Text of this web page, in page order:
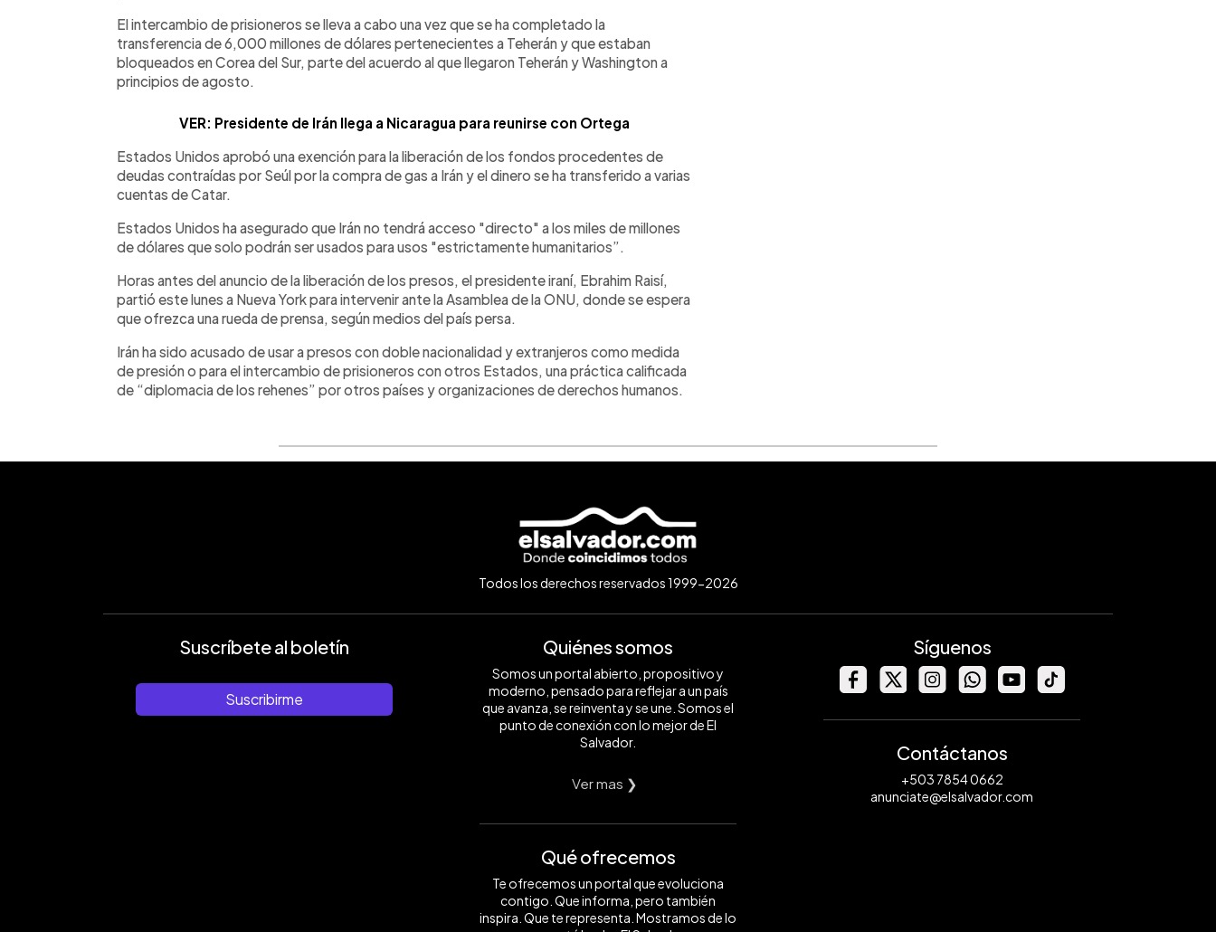
El intercambio de prisioneros se lleva a cabo una vez que se ha completado la
transferencia de 6,000 millones de dólares pertenecientes a Teherán y que estaban
bloqueados en Corea del Sur, parte del acuerdo al que llegaron Teherán y Washington a
principios de agosto.
VER: Presidente de Irán llega a Nicaragua para reunirse con Ortega
Estados Unidos aprobó una exención para la liberación de los fondos procedentes de
deudas contraídas por Seúl por la compra de gas a Irán y el dinero se ha transferido a varias
cuentas de Catar.
Estados Unidos ha asegurado que Irán no tendrá acceso "directo" a los miles de millones
de dólares que solo podrán ser usados para usos "estrictamente humanitarios”.
Horas antes del anuncio de la liberación de los presos, el presidente iraní, Ebrahim Raisí,
partió este lunes a Nueva York para intervenir ante la Asamblea de la ONU, donde se espera
que ofrezca una rueda de prensa, según medios del país persa.
Irán ha sido acusado de usar a presos con doble nacionalidad y extranjeros como medida
de presión o para el intercambio de prisioneros con otros Estados, una práctica calificada
de “diplomacia de los rehenes” por otros países y organizaciones de derechos humanos.
Todos los derechos reservados 1999-2026
Suscríbete al boletín
Suscribirme
Quiénes somos
Somos un portal abierto, propositivo y
moderno, pensado para reflejar a un país
que avanza, se reinventa y se une. Somos el
punto de conexión con lo mejor de El
Salvador.
Ver mas ❯
Qué ofrecemos
Te ofrecemos un portal que evoluciona
contigo. Que informa, pero también
inspira. Que te representa. Mostramos de lo
Síguenos
Contáctanos
+503 7854 0662
anunciate@elsalvador.com